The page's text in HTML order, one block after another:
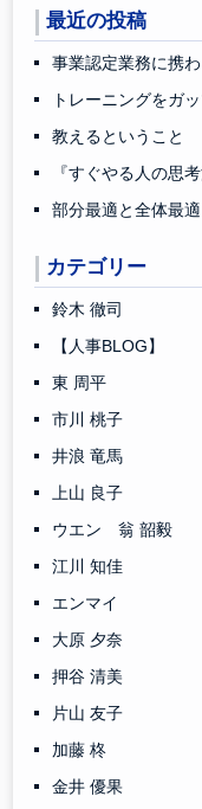
最近の投稿
事業認定業務に携
トレーニングをガ
教えるということ
『すぐやる人の思
部分最適と全体最適
カテゴリー
鈴木 徹司
【人事BLOG】
東 周平
市川 桃子
井浪 竜馬
上山 良子
ウエン 翁 韶毅
江川 知佳
エンマイ
大原 夕奈
押谷 清美
片山 友子
加藤 柊
金井 優果